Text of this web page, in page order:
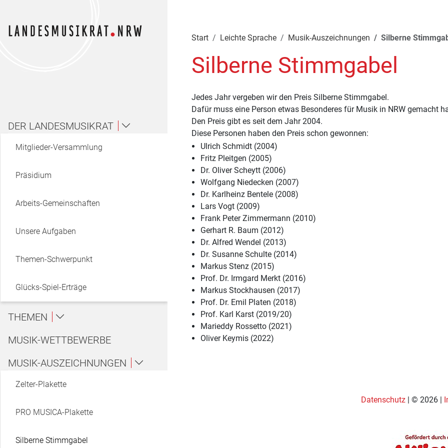
DER LANDESMUSIKRAT
Mitglieder-Versammlung
Präsidium
Arbeits-Gemeinschaften
Unsere Aufgaben
Themen-Schwerpunkt
Glücks-Spiel-Erträge
THEMEN
Musik-Bildung
Jugend macht Musik
MUSIK-WETTBEWERBE
MUSIK-AUSZEICHNUNGEN
Zelter-Plakette
PRO MUSICA-Plakette
Silberne Stimmgabel
Start Leichte Sprache Musik-Auszeichnungen Silberne
Silberne Stimmgabel
Jedes Jahr vergeben wir den Preis Silberne Stimmgabel.
Dafür muss eine Person etwas Besonderes für Musik in NRW gemacht
Den Preis gibt es seit dem Jahr 2004.
Diese Personen haben den Preis schon gewonnen:
Ulrich Schmidt (2004)
Fritz Pleitgen (2005)
Dr. Oliver Scheytt (2006)
Wolfgang Niedecken (2007)
Dr. Karlheinz Bentele (2008)
Lars Vogt (2009)
Frank Peter Zimmermann (2010)
Gerhart R. Baum (2012)
Dr. Alfred Wendel (2013)
Dr. Susanne Schulte (2014)
Markus Stenz (2015)
Prof. Dr. Irmgard Merkt (2016)
Markus Stockhausen (2017)
Prof. Dr. Emil Platen (2018)
Prof. Karl Karst (2019/20)
Marieddy Rossetto (2021)
Oliver Keymis (2022)
Datenschutz | © 2026 |